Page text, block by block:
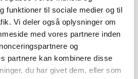
funktioner til sociale medier og til
Vi deler også oplysninger om
med vores partnere inden
og
partnere kan kombinere disse
du har givet dem, eller som
poster
er der valg til fagforeningens
Her kan alle
Sydøst stemme og stille op.